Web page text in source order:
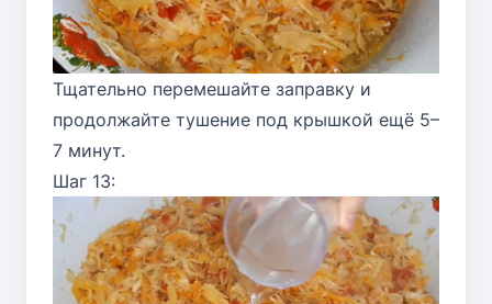
Тщательно перемешайте заправку и
продолжайте тушение под крышкой ещё 5–
7 минут.
Шаг 13: